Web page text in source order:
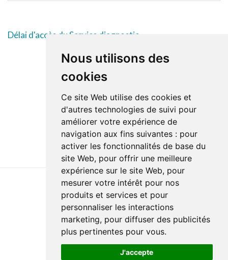
Nous utilisons des
cookies
Ce site Web utilise des cookies et
d'autres technologies de suivi pour
améliorer votre expérience de
navigation aux fins suivantes : pour
activer les fonctionnalités de base du
site Web, pour offrir une meilleure
expérience sur le site Web, pour
mesurer votre intérêt pour nos
produits et services et pour
personnaliser les interactions
marketing, pour diffuser des publicités
plus pertinentes pour vous.
J'accepte
Délai d'accès du Service diagnostic
Dernière mise à jour : 24 octobre 2022
Accessibilité
Documentation
Réalisation du site